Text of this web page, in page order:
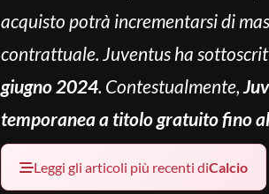
acquisto potrà incrementarsi di
contrattuale. Juventus ha
giugno 2024. Contestualmente,
temporanea a titolo gratuito fino
Leggi gli articoli più recenti diCalcio